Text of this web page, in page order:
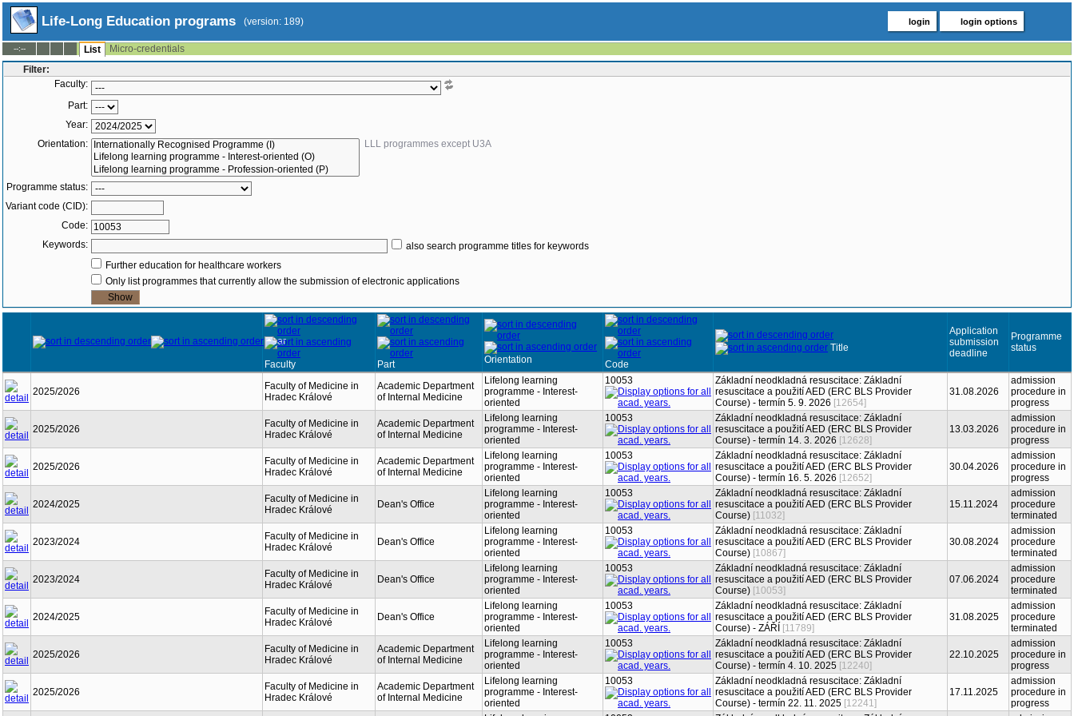
Life-Long Education programs (version: 189) login login options
--:-- List
Micro-credentials
Filter:
Faculty:
Part:
Year:
Orientation:
LLL programmes except U3A
Programme status:
Variant code (CID):
Code:
Keywords:
also search programme titles for keywords
Further education for healthcare workers
Only list programmes that currently allow the submission of electronic applications
Year
Faculty Part Orientation Code
Title
Application
submission
deadline
Programme
status
2025/2026
Faculty of Medicine in
Hradec Králové
Academic Department
of Internal Medicine
Lifelong learning
programme - Interest-
oriented
10053
Základní neodkladná resuscitace: Základní
resuscitace a použití AED (ERC BLS Provider
Course) - termín 5. 9. 2026 [12654]
31.08.2026
admission
procedure in
progress
2025/2026
Faculty of Medicine in
Hradec Králové
Academic Department
of Internal Medicine
Lifelong learning
programme - Interest-
oriented
10053
Základní neodkladná resuscitace: Základní
resuscitace a použití AED (ERC BLS Provider
Course) - termín 14. 3. 2026 [12628]
13.03.2026
admission
procedure in
progress
2025/2026
Faculty of Medicine in
Hradec Králové
Academic Department
of Internal Medicine
Lifelong learning
programme - Interest-
oriented
10053
Základní neodkladná resuscitace: Základní
resuscitace a použití AED (ERC BLS Provider
Course) - termín 16. 5. 2026 [12652]
30.04.2026
admission
procedure in
progress
2024/2025
Faculty of Medicine in
Hradec Králové
Dean's Office
Lifelong learning
programme - Interest-
oriented
10053
Základní neodkladná resuscitace: Základní
resuscitace a použití AED (ERC BLS Provider
Course) [11032]
15.11.2024
admission
procedure
terminated
2023/2024
Faculty of Medicine in
Hradec Králové
Dean's Office
Lifelong learning
programme - Interest-
oriented
10053
Základní neodkladná resuscitace: Základní
resuscitace a použití AED (ERC BLS Provider
Course) [10867]
30.08.2024
admission
procedure
terminated
2023/2024
Faculty of Medicine in
Hradec Králové
Dean's Office
Lifelong learning
programme - Interest-
oriented
10053
Základní neodkladná resuscitace: Základní
resuscitace a použití AED (ERC BLS Provider
Course) [10053]
07.06.2024
admission
procedure
terminated
2024/2025
Faculty of Medicine in
Hradec Králové
Dean's Office
Lifelong learning
programme - Interest-
oriented
10053
Základní neodkladná resuscitace: Základní
resuscitace a použití AED (ERC BLS Provider
Course) - ZÁŘÍ
[11789]
31.08.2025
admission
procedure
terminated
2025/2026
Faculty of Medicine in
Hradec Králové
Academic Department
of Internal Medicine
Lifelong learning
programme - Interest-
oriented
10053
Základní neodkladná resuscitace: Základní
resuscitace a použití AED (ERC BLS Provider
Course) - termín 4. 10. 2025 [12240]
22.10.2025
admission
procedure in
progress
2025/2026
Faculty of Medicine in
Hradec Králové
Academic Department
of Internal Medicine
Lifelong learning
programme - Interest-
oriented
10053
Základní neodkladná resuscitace: Základní
resuscitace a použití AED (ERC BLS Provider
Course) - termín 22. 11. 2025 [12241]
17.11.2025
admission
procedure in
progress